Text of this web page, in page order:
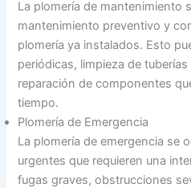
La plomería de mantenimiento
mantenimiento preventivo y
plomería ya instalados. Esto
periódicas, limpieza de
reparación de componentes
tiempo.
Plomería de Emergencia
La plomería de emergencia se
urgentes que requieren una
fugas graves, obstrucciones